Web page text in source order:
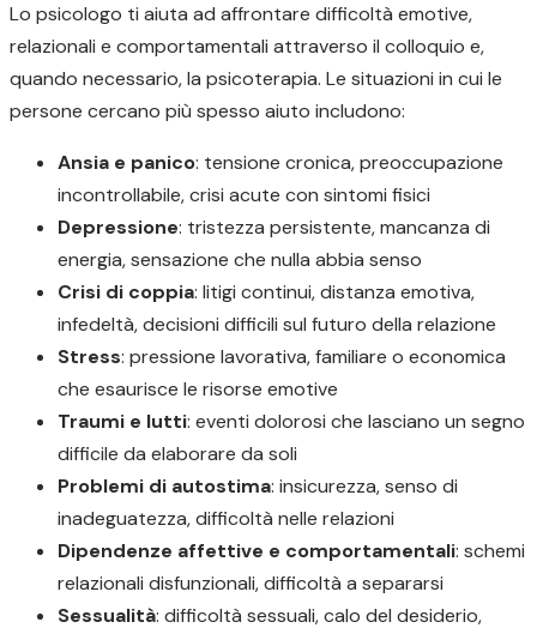
Lo psicologo ti aiuta ad affrontare difficoltà emotive,
relazionali e comportamentali attraverso il colloquio e,
quando necessario, la psicoterapia. Le situazioni in cui le
persone cercano più spesso aiuto includono:
Ansia e panico: tensione cronica, preoccupazione
incontrollabile, crisi acute con sintomi fisici
Depressione: tristezza persistente, mancanza di
energia, sensazione che nulla abbia senso
Crisi di coppia: litigi continui, distanza emotiva,
infedeltà, decisioni difficili sul futuro della relazione
Stress: pressione lavorativa, familiare o economica
che esaurisce le risorse emotive
Traumi e lutti: eventi dolorosi che lasciano un segno
difficile da elaborare da soli
Problemi di autostima: insicurezza, senso di
inadeguatezza, difficoltà nelle relazioni
Dipendenze affettive e comportamentali: schemi
relazionali disfunzionali, difficoltà a separarsi
Sessualità: difficoltà sessuali, calo del desiderio,